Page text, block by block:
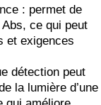
: permet de
ce qui peut
et exigences
détection peut
la lumière d’une